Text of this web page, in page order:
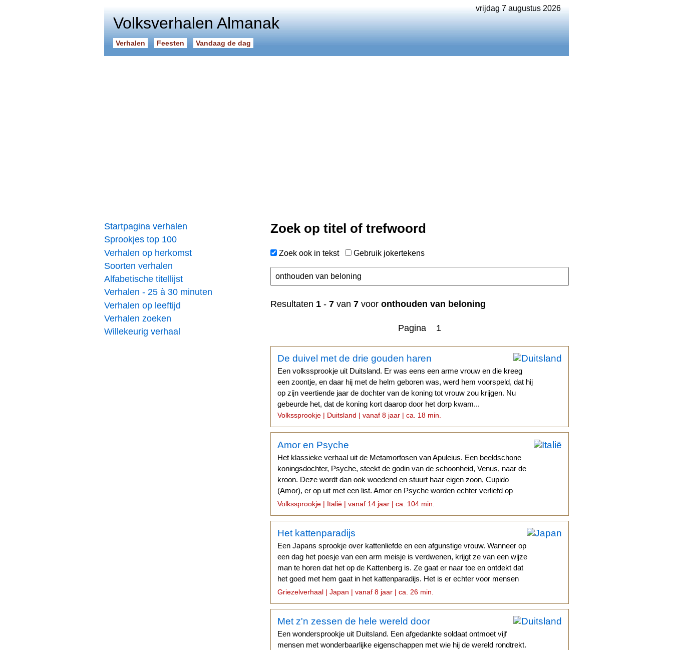
vrijdag 7 augustus 2026
Volksverhalen Almanak
Verhalen Feesten Vandaag de dag
Startpagina verhalen
Sprookjes top 100
Verhalen op herkomst
Soorten verhalen
Alfabetische titellijst
Verhalen - 25 à 30 minuten
Verhalen op leeftijd
Verhalen zoeken
Willekeurig verhaal
Zoek op titel of trefwoord
Zoek ook in tekst Gebruik jokertekens
Resultaten 1 - 7 van 7 voor onthouden van beloning
Pagina 1
De duivel met de drie gouden haren
Een volkssprookje uit Duitsland. Er was eens een arme vrouw en die kreeg
een zoontje, en daar hij met de helm geboren was, werd hem voorspeld, dat hij
op zijn veertiende jaar de dochter van de koning tot vrouw zou krijgen. Nu
gebeurde het, dat de koning kort daarop door het dorp kwam...
Volkssprookje | Duitsland | vanaf 8 jaar | ca. 18 min.
Amor en Psyche
Het klassieke verhaal uit de Metamorfosen van Apuleius. Een beeldschone
koningsdochter, Psyche, steekt de godin van de schoonheid, Venus, naar de
kroon. Deze wordt dan ook woedend en stuurt haar eigen zoon, Cupido
(Amor), er op uit met een list. Amor en Psyche worden echter verliefd op
elkaar...
Volkssprookje | Italië | vanaf 14 jaar | ca. 104 min.
Het kattenparadijs
Een Japans sprookje over kattenliefde en een afgunstige vrouw. Wanneer op
een dag het poesje van een arm meisje is verdwenen, krijgt ze van een wijze
man te horen dat het op de Kattenberg is. Ze gaat er naar toe en ontdekt dat
het goed met hem gaat in het kattenparadijs. Het is er echter voor mensen
gevaarlijk...
Griezelverhaal | Japan | vanaf 8 jaar | ca. 26 min.
Met z'n zessen de hele wereld door
Een wondersprookje uit Duitsland. Een afgedankte soldaat ontmoet vijf
mensen met wonderbaarlijke eigenschappen met wie hij de wereld rondtrekt.